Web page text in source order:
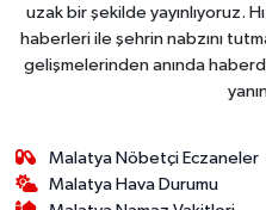
uzak bir şekilde yayınlıyoruz.
haberleri ile şehrin nabzını
gelişmelerinden anında
Malatya Nöbetçi Eczaneler
Malatya Hava Durumu